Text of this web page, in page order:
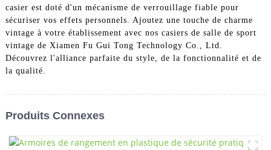
casier est doté d'un mécanisme de verrouillage fiable pour
sécuriser vos effets personnels. Ajoutez une touche de charme
vintage à votre établissement avec nos casiers de salle de sport
vintage de Xiamen Fu Gui Tong Technology Co., Ltd.
Découvrez l'alliance parfaite du style, de la fonctionnalité et de
la qualité.
Produits Connexes